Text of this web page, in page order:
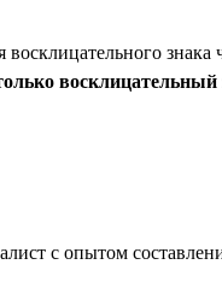
с опытом